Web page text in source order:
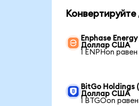
Конвертируйте
Enphase
Доллар США
1 ENPHon
BitGo Holdings
Доллар США
1 BTGOon